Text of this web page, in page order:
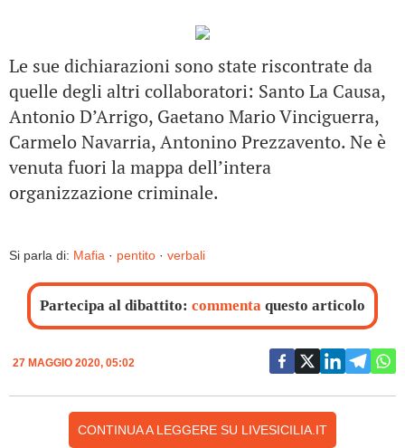
Le sue dichiarazioni sono state riscontrate da
quelle degli altri collaboratori: Santo La Causa,
Antonio D’Arrigo, Gaetano Mario Vinciguerra,
Carmelo Navarria, Antonino Prezzavento. Ne è
venuta fuori la mappa dell’intera
organizzazione criminale.
Si parla di: Mafia · pentito · verbali
Partecipa al dibattito: commenta questo articolo
27 MAGGIO 2020, 05:02
CONTINUA A LEGGERE SU LIVESICILIA.IT